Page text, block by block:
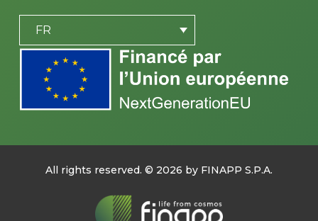
FR
All rights reserved. © 2026 by FINAPP S.P.A.